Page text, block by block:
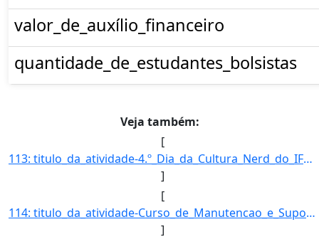
valor_de_auxílio_financeiro
quantidade_de_estudantes_bolsistas
Veja também:
[
113: titulo_da_atividade-4.º_Dia_da_Cultura_Nerd_do_IFMS_campus_Aquidauana-tipo_da_atividade_de_extensao-]
]
[
114: titulo_da_atividade-Curso_de_Manutencao_e_Suporte_em_Informatica-tipo_da_atividade_de_extensao-Curso]
]